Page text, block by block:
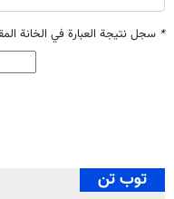
* سجل نتيجة العبارة في الخانة
توب تن